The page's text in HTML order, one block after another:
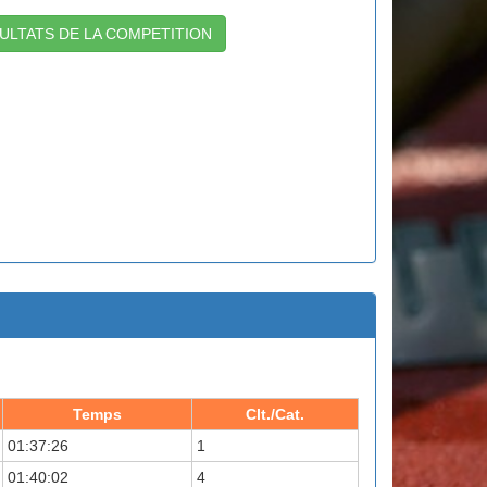
DE LA COMPETITION
Temps
Clt./Cat.
01:37:26
1
01:40:02
4